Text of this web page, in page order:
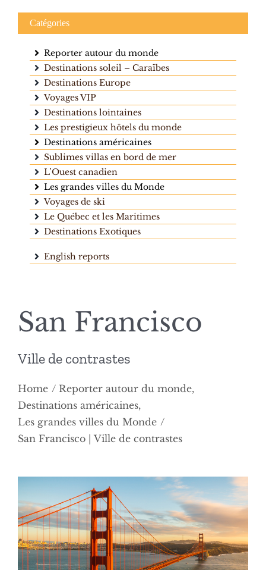
Catégories
Reporter autour du monde
Destinations soleil – Caraïbes
Destinations Europe
Voyages VIP
Destinations lointaines
Les prestigieux hôtels du monde
Destinations américaines
Sublimes villas en bord de mer
L’Ouest canadien
Les grandes villes du Monde
Voyages de ski
Le Québec et les Maritimes
Destinations Exotiques
English reports
San Francisco
Ville de contrastes
Home
Reporter autour du monde
Destinations américaines
Les grandes villes du Monde
San Francisco | Ville de contrastes